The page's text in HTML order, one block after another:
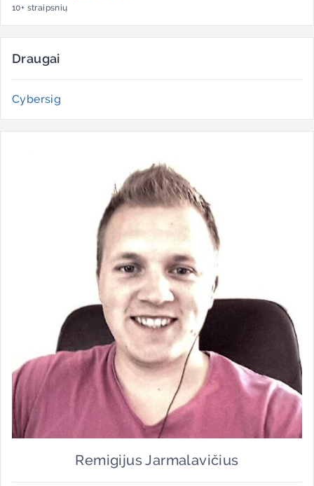
10+ straipsnių
Draugai
Cybersig
Remigijus Jarmalavičius